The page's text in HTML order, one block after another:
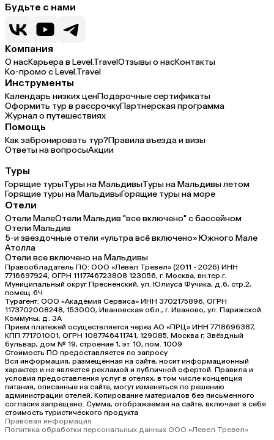
Будьте с нами
Компания
О насКарьера в Level.TravelОтзывы о насКонтакты
Ко-промо с Level.Travel
Инструменты
Календарь низких ценПодарочные сертификаты
Оформить тур в рассрочкуПартнерская программа
Журнал о путешествиях
Помощь
Как забронировать тур?Правила въезда и визы
Ответы на вопросыАкции
Туры
Горящие турыТуры на МальдивыТуры на Мальдивы летом
Горящие туры на МальдивыГорящие туры на море
Отели
Отели МалеОтели Мальдив "все включено" с бассейном
Отели Мальдив
5-и звездочные отели «ультра всё включено» Южного Мале
Атолла
Отели все включено на Мальдивы
Правообладатель ПО: ООО «Левел Тревел» (2011 - 2026) ИНН
7716697924, ОГРН 1117746723808 123056, г. Москва, вн.тер.г.
Муниципальный округ Пресненский, ул. Юлиуса Фучика, д.6, стр.2,
помещ.6Ч
Турагент: ООО «Академия Сервиса» ИНН 3702175896, ОГРН
1173702008248, 153000, Ивановская обл., г. Иваново, ул. Парижской
Коммуны, д. ЗА
Прием платежей осуществляется через АО «ПРЦ» ИНН 7718696387,
КПП 771701001, ОГРН 1087746411741, 129085, Москва г, Звёздный
бульвар, дом № 19, строение 1, эт. 10, пом. 1009
Стоимость ПО предоставляется по запросу
Вся информация, размещённая на сайте, носит информационный
характер и не является рекламой и публичной офертой. Правила и
условия предоставления услуг в отелях, в том числе концепция
питания, описанные на сайте, могут изменяться по решению
администрации отелей. Копирование материалов без письменного
согласия запрещено. Сумма, отображаемая на сайте, включает в себя
стоимость туристического продукта
Правовая информация
Политика обработки персональных данных ООО «Левел Тревел»